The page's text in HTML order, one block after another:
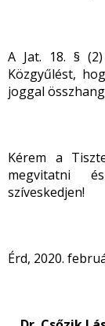
A Jat. 18. §
Közgyűlést,
joggal
Kérem a
megvitatni
szíveskedjen!
Érd, 2020.